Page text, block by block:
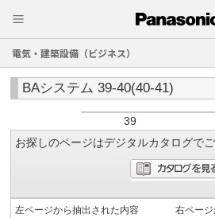
電気・建築設備（ビジネス）
BAシステム 39-40(40-41)
39
お探しのページはデジタルカタログで
左ページから抽出された内容
右ペー